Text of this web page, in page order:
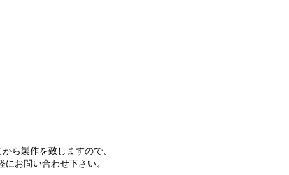
ら製作を致しますので、
お問い合わせ下さい。